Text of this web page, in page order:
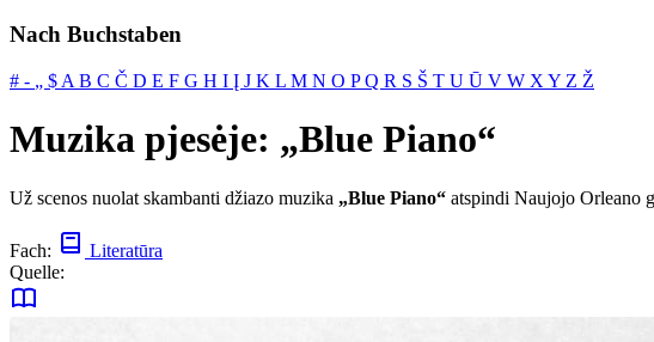
Nach Buchstaben
# ‐ „ $ A B C Č D E F G H I Į J K L M N O PQ R S Š T U Ū V W X Y Z Ž
Muzika pjesėje: „Blue Piano“
Už scenos nuolat skambanti džiazo muzika „Blue Piano“ atspindi Naujojo Orleano
Fach:
Literatūra
Quelle: